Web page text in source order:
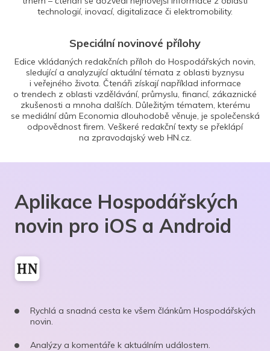
technologií, inovací, digitalizace či elektromobility.
Speciální novinové přílohy
Edice vkládaných redakčních příloh do Hospodářských novin,
sledující a analyzující aktuální témata z oblasti byznysu
i veřejného života. Čtenáři získají například informace
o trendech z oblasti vzdělávání, průmyslu, financí, zákaznické
zkušenosti a mnoha dalších. Důležitým tématem, kterému
se mediální dům Economia dlouhodobě věnuje, je společenská
odpovědnost firem. Veškeré redakční texty se překlápí
na zpravodajský web HN.cz.
Aplikace Hospodářských
novin pro iOS a Android
Rychlá a snadná cesta ke všem článkům Hospodářských
novin.
Analýzy a komentáře k aktuálním událostem.